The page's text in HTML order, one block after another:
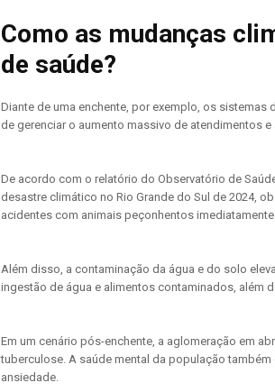
Como as mudanças
de saúde?
Diante de uma enchente, por exemplo, os
de gerenciar o aumento massivo de atendimentos
De acordo com o relatório do Observatório de
desastre climático no Rio Grande do Sul de 2024,
acidentes com animais peçonhentos
Além disso, a contaminação da água e do solo
ingestão de água e alimentos contaminados, além
Em um cenário pós-enchente, a aglomeração em
tuberculose. A saúde mental da população
ansiedade.